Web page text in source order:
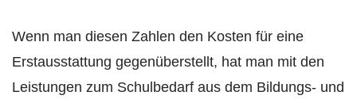
Wenn man diesen Zahlen den Kosten für eine
Erstausstattung gegenüberstellt, hat man mit den
Leistungen zum Schulbedarf aus dem Bildungs- und